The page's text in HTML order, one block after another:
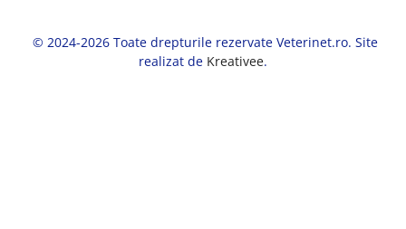
© 2024-2026 Toate drepturile rezervate Veterinet.ro. Site
realizat de Kreativee.